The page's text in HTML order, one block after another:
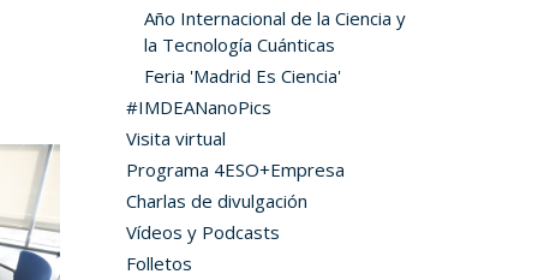
Año Internacional de la Ciencia y
la Tecnología Cuánticas
Feria 'Madrid Es Ciencia'
#IMDEANanoPics
Visita virtual
Programa 4ESO+Empresa
Charlas de divulgación
Vídeos y Podcasts
Folletos